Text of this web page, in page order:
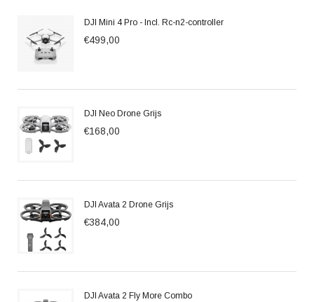
DJI Mini 4 Pro - Incl. Rc-n2-controller
€499,00
DJI Neo Drone Grijs
€168,00
DJI Avata 2 Drone Grijs
€384,00
DJI Avata 2 Fly More Combo